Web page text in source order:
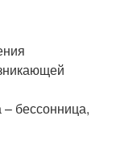
бессонница,